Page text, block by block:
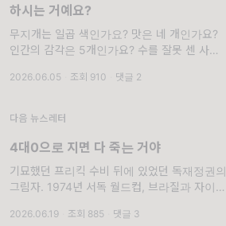
하시는 거예요?
무지개는 일곱 색인가요? 맛은 네 개인가요?
인간의 감각은 5개인가요? 수를 잘못 센 사례
하게 '삼국시대'라는 표현을 씁니다. 하지만 고
런 나라들이 분명 있었습니다. 이렇게 우리는
2026.06.05 조회 910 댓글 2
다음 뉴스레터
4대0으로 지면 다 죽는 거야
기묘했던 프리킥 수비 뒤에 있었던 독재정권의
그림자. 1974년 서독 월드컵, 브라질과 자이르
리킥을 준비하고 있었습니다. 그런데 브라질 선
2026.06.19 조회 885 댓글 3